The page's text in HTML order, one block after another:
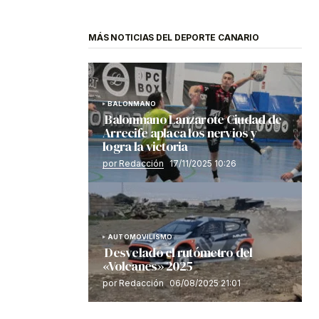
MÁS NOTICIAS DEL DEPORTE CANARIO
BALONMANO
Balonmano Lanzarote Ciudad de
Arrecife aplaca los nervios y
logra la victoria
por Redacción 17/11/2025 10:26
AUTOMOVILISMO
Desvelado el rutómetro del
«Volcanes» 2025
por Redacción 06/08/2025 21:01